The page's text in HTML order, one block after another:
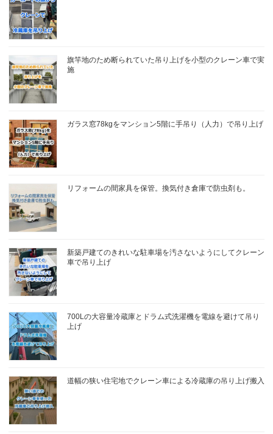
旗竿地のため断られていた吊り上げを小型のクレーン車で実
施
ガラス窓78kgをマンション5階に手吊り（人力）で吊り上げ
リフォームの間家具を保管。換気付き倉庫で防虫剤も。
新築戸建てのきれいな駐車場を汚さないようにしてクレーン
車で吊り上げ
700Lの大容量冷蔵庫とドラム式洗濯機を電線を避けて吊り
上げ
道幅の狭い住宅地でクレーン車による冷蔵庫の吊り上げ搬入